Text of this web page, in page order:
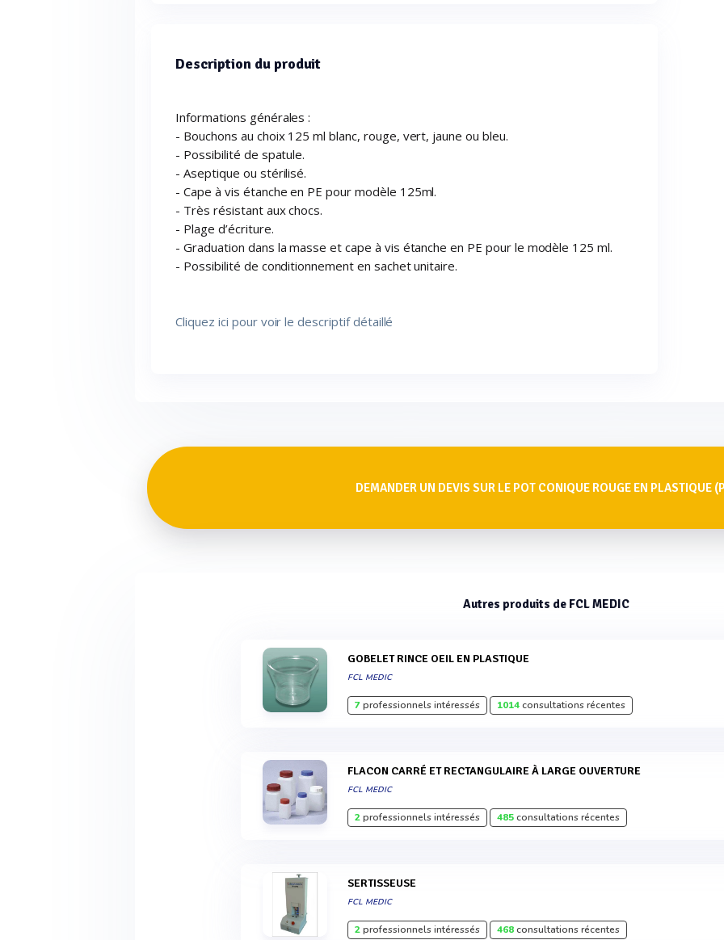
Description du produit
Informations générales :
- Bouchons au choix 125 ml blanc, rouge, vert, jaune ou bleu.
- Possibilité de spatule.
- Aseptique ou stérilisé.
- Cape à vis étanche en PE pour modèle 125ml.
- Très résistant aux chocs.
- Plage d’écriture.
- Graduation dans la masse et cape à vis étanche en PE pour le modèle 125 ml.
- Possibilité de conditionnement en sachet unitaire.
Cliquez ici pour voir le descriptif détaillé
DEMANDER UN DEVIS SUR LE POT CONIQUE ROUGE EN PLASTIQUE
Autres produits de FCL MEDIC
GOBELET RINCE OEIL EN PLASTIQUE
FCL MEDIC
7professionnels intéressés 1014consultations récentes
FLACON CARRÉ ET RECTANGULAIRE À LARGE OUVERTURE
FCL MEDIC
2professionnels intéressés 485consultations récentes
SERTISSEUSE
FCL MEDIC
2professionnels intéressés 468consultations récentes